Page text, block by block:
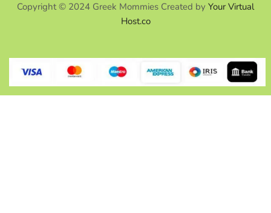
Copyright © 2024 Greek Mommies Created by Your Virtual
Host.co